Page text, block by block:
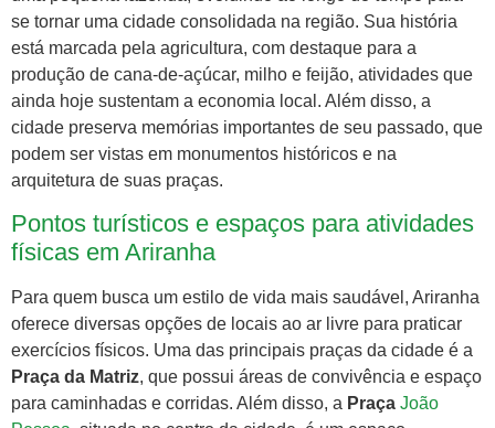
se tornar uma cidade consolidada na região. Sua história
está marcada pela agricultura, com destaque para a
produção de cana-de-açúcar, milho e feijão, atividades que
ainda hoje sustentam a economia local. Além disso, a
cidade preserva memórias importantes de seu passado, que
podem ser vistas em monumentos históricos e na
arquitetura de suas praças.
Pontos turísticos e espaços para atividades
físicas em Ariranha
Para quem busca um estilo de vida mais saudável, Ariranha
oferece diversas opções de locais ao ar livre para praticar
exercícios físicos. Uma das principais praças da cidade é a
Praça da Matriz, que possui áreas de convivência e espaço
para caminhadas e corridas. Além disso, a Praça João